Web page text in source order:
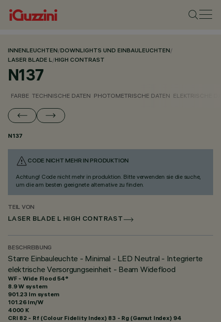
INNENLEUCHTEN/DOWNLIGHTS UND EINBAULEUCHTEN/
LASER BLADE L/HIGH CONTRAST
N137
FARBE TECHNISCHE DATEN PHOTOMETRISCHE DATEN ELEKTRISCHE
N137
CODE NICHT MEHR IN PRODUKTION
Achtung! Code nicht mehr in produktion. Bitte verwenden sie die suche,
um die am besten geeignete alternative zu finden.
TEIL VON
LASER BLADE L HIGH CONTRAST
BESCHREIBUNG
Starre Einbauleuchte - Minimal - LED Neutral - Integrierte
elektrische Versorgungseinheit - Beam Wideflood
WF - Wide Flood 54°
8.9 W system
901.23 lm system
101.26 lm/W
4000 K
CRI 82 - Rf (Colour Fidelity Index) 83 - Rg (Gamut Index) 94